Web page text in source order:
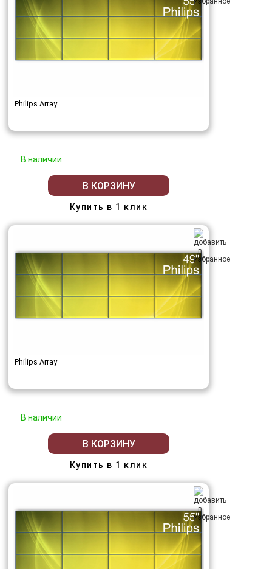
Philips Array
В наличии
В КОРЗИНУ
Купить в 1 клик
Philips Array
В наличии
В КОРЗИНУ
Купить в 1 клик